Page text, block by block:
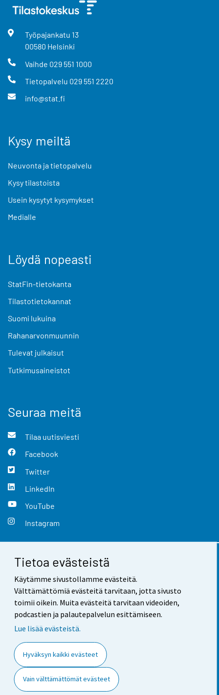
Tietoa evästeistä
Käytämme sivustollamme evästeitä.
Välttämättömiä evästeitä tarvitaan, jotta sivusto
toimii oikein. Muita evästeitä tarvitaan videoiden,
podcastien ja palautepalvelun esittämiseen.
Lue lisää evästeistä.
Hyväksyn kaikki evästeet
Vain välttämättömät evästeet
Työpajankatu 13
00580 Helsinki
Vaihde 029 551 1000
Tietopalvelu 029 551 2220
info@stat.fi
Kysy meiltä
Neuvonta ja tietopalvelu
Kysy tilastoista
Usein kysytyt kysymykset
Medialle
Löydä nopeasti
StatFin-tietokanta
Tilastotietokannat
Suomi lukuina
Rahanarvonmuunnin
Tulevat julkaisut
Tutkimusaineistot
Seuraa meitä
Tilaa uutisviesti
Facebook
Twitter
LinkedIn
YouTube
Instagram
Yhteystiedot
Palaute
Käyttöehdot
Saavutettavuus
Tietoa sivustosta
Evästeasetukset